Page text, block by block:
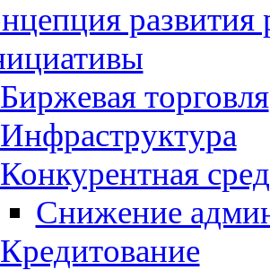
развития
Биржевая торговля
Инфраструктура
Конкурентная
Снижение
Кредитование